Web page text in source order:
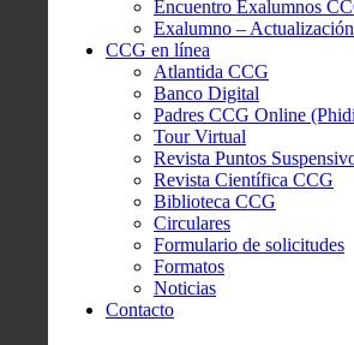
Encuentro Exalumnos
Exalumno –
CCG en línea
Atlantida CCG
Banco Digital
Padres CCG Online
Tour Virtual
Revista Puntos
Revista Científica CCG
Biblioteca CCG
Circulares
Formulario de solicitudes
Formatos
Noticias
Contacto